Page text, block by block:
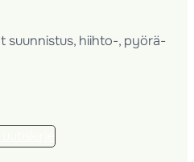
suunnistus, hiihto-, pyörä-